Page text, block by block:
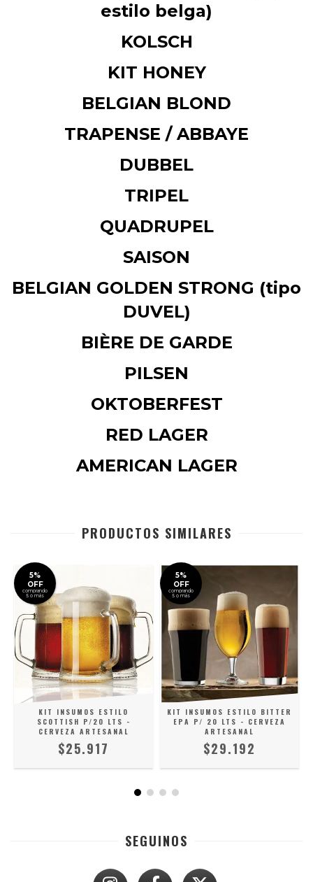
estilo belga)
KOLSCH
KIT HONEY
BELGIAN BLOND
TRAPENSE / ABBAYE
DUBBEL
TRIPEL
QUADRUPEL
SAISON
BELGIAN GOLDEN STRONG (tipo
DUVEL)
BIÈRE DE GARDE
PILSEN
OKTOBERFEST
RED LAGER
AMERICAN LAGER
PRODUCTOS SIMILARES
5%
OFF
comprando
5 o más
KIT INSUMOS ESTILO
SCOTTISH P/20 LTS -
CERVEZA ARTESANAL
$25.917
5%
OFF
comprando
5 o más
KIT INSUMOS ESTILO BITTER
EPA P/ 20 LTS - CERVEZA
ARTESANAL
$29.192
SEGUINOS